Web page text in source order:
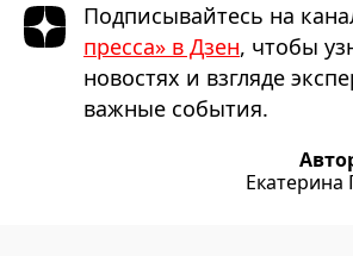
Подписывайтесь на
пресса» в Дзен, чтобы
новостях и взгляде
важные события.